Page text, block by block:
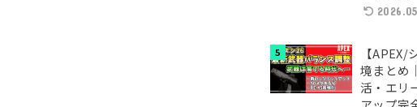
【
境まとめ
活・エリ